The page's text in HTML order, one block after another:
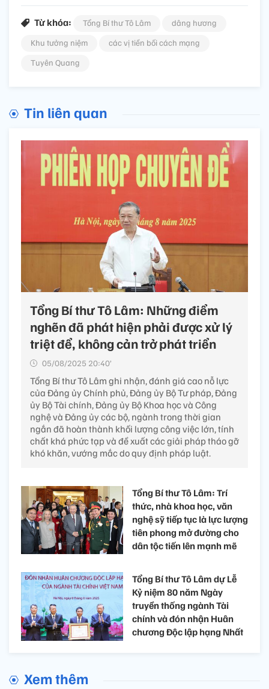
Từ khóa: Tổng Bí thư Tô Lâm
dâng hương
Khu tưởng niệm
các vị tiền bối cách mạng
Tuyên Quang
Tin liên quan
Tổng Bí thư Tô Lâm: Những điểm
nghẽn đã phát hiện phải được xử lý
triệt để, không cản trở phát triển
05/08/2025 20:40’
Tổng Bí thư Tô Lâm ghi nhận, đánh giá cao nỗ lực
của Đảng ủy Chính phủ, Đảng ủy Bộ Tư pháp, Đảng
ủy Bộ Tài chính, Đảng ủy Bộ Khoa học và Công
nghệ và Đảng ủy các bộ, ngành trong thời gian
ngắn đã hoàn thành khối lượng công việc lớn, tính
chất khá phức tạp và đề xuất các giải pháp tháo gỡ
khó khăn, vướng mắc do quy định pháp luật.
Tổng Bí thư Tô Lâm: Trí
thức, nhà khoa học, văn
nghệ sỹ tiếp tục là lực lượng
tiên phong mở đường cho
dân tộc tiến lên mạnh mẽ
Tổng Bí thư Tô Lâm dự Lễ
Kỷ niệm 80 năm Ngày
truyền thống ngành Tài
chính và đón nhận Huân
chương Độc lập hạng Nhất
Xem thêm